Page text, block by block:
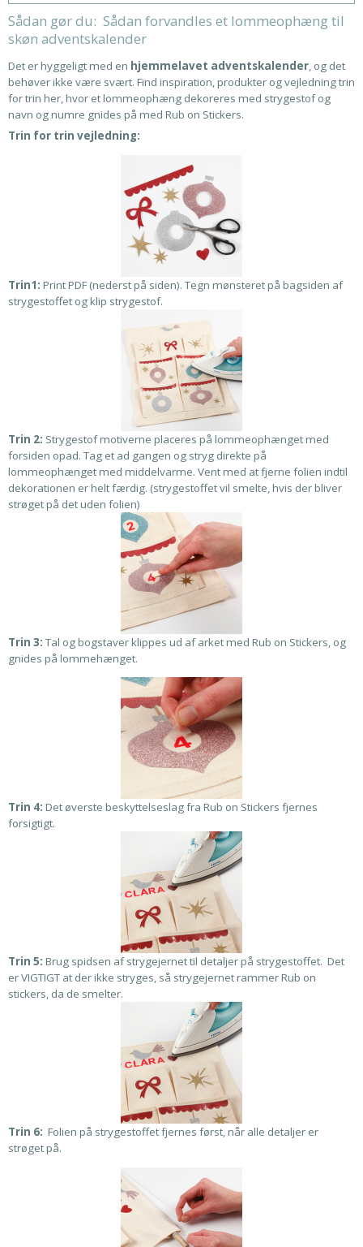
Sådan gør du: Sådan forvandles et lommeophæng til
skøn adventskalender
Det er hyggeligt med en hjemmelavet adventskalender, og det
behøver ikke være svært. Find inspiration, produkter og vejledning trin
for trin her, hvor et lommeophæng dekoreres med strygestof og
navn og numre gnides på med Rub on Stickers.
Trin for trin vejledning:
Trin1: Print PDF (nederst på siden). Tegn mønsteret på bagsiden af
strygestoffet og klip strygestof.
Trin 2: Strygestof motiverne placeres på lommeophænget med
forsiden opad. Tag et ad gangen og stryg direkte på
lommeophænget med middelvarme. Vent med at fjerne folien indtil
dekorationen er helt færdig. (strygestoffet vil smelte, hvis der bliver
strøget på det uden folien)
Trin 3:Tal og bogstaver klippes ud af arket med Rub on Stickers, og
gnides på lommehænget.
Trin 4: Det øverste beskyttelseslag fra Rub on Stickers fjernes
forsigtigt.
Trin 5: Brug spidsen af strygejernet til detaljer på strygestoffet. Det
er VIGTIGT at der ikke stryges, så strygejernet rammer Rub on
stickers, da de smelter.
Trin 6: Folien på strygestoffet fjernes først, når alle detaljer er
strøget på.